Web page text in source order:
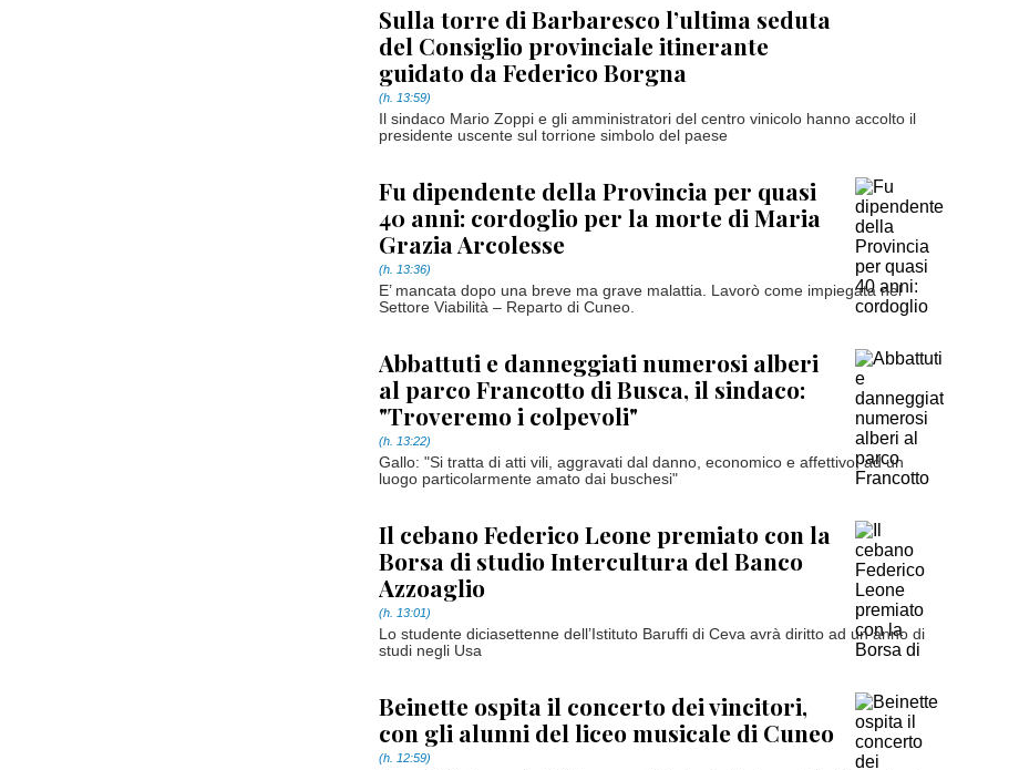
Sulla torre di Barbaresco l’ultima seduta
del Consiglio provinciale itinerante
guidato da Federico Borgna
(h. 13:59)
Il sindaco Mario Zoppi e gli amministratori del centro vinicolo hanno accolto il
presidente uscente sul torrione simbolo del paese
Fu dipendente della Provincia per quasi
40 anni: cordoglio per la morte di Maria
Grazia Arcolesse
(h. 13:36)
E’ mancata dopo una breve ma grave malattia. Lavorò come impiegata nel
Settore Viabilità – Reparto di Cuneo.
Abbattuti e danneggiati numerosi alberi
al parco Francotto di Busca, il sindaco:
"Troveremo i colpevoli"
(h. 13:22)
Gallo: "Si tratta di atti vili, aggravati dal danno, economico e affettivo, ad un
luogo particolarmente amato dai buschesi"
Il cebano Federico Leone premiato con la
Borsa di studio Intercultura del Banco
Azzoaglio
(h. 13:01)
Lo studente diciasettenne dell’Istituto Baruffi di Ceva avrà diritto ad un anno di
studi negli Usa
Beinette ospita il concerto dei vincitori,
con gli alunni del liceo musicale di Cuneo
(h. 12:59)